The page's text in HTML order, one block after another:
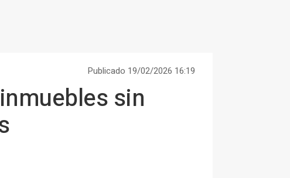
Publicado 19/02/2026 16:19
sin